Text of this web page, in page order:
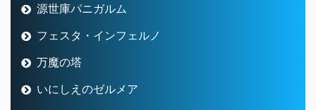
源世庫パニガルム
フェスタ・インフェルノ
万魔の塔
いにしえのゼルメア